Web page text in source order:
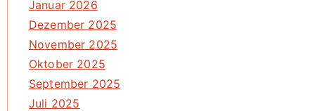
Januar 2026
Dezember 2025
November 2025
Oktober 2025
September 2025
Juli 2025